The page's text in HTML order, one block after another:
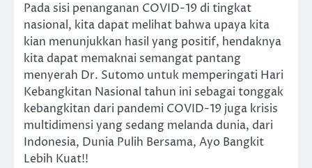
Pada sisi penanganan COVID-19 di tingkat
nasional, kita dapat melihat bahwa upaya kita
kian menunjukkan hasil yang positif, hendaknya
kita dapat memaknai semangat pantang
menyerah Dr. Sutomo untuk memperingati Hari
Kebangkitan Nasional tahun ini sebagai tonggak
kebangkitan dari pandemi COVID-19 juga krisis
multidimensi yang sedang melanda dunia, dari
Indonesia, Dunia Pulih Bersama, Ayo Bangkit
Lebih Kuat!!